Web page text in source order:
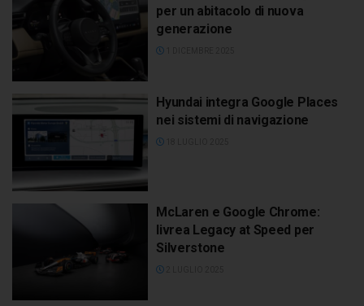
per un abitacolo di nuova
generazione
Hyundai integra Google Places
nei sistemi di navigazione
McLaren e Google Chrome:
livrea Legacy at Speed per
Silverstone